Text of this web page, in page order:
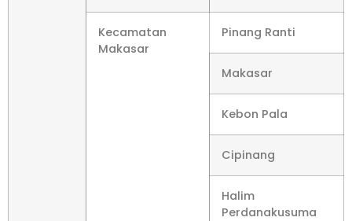
Kecamatan
Makasar
Pinang Ranti
Makasar
Kebon Pala
Cipinang
Halim
Perdanakusuma